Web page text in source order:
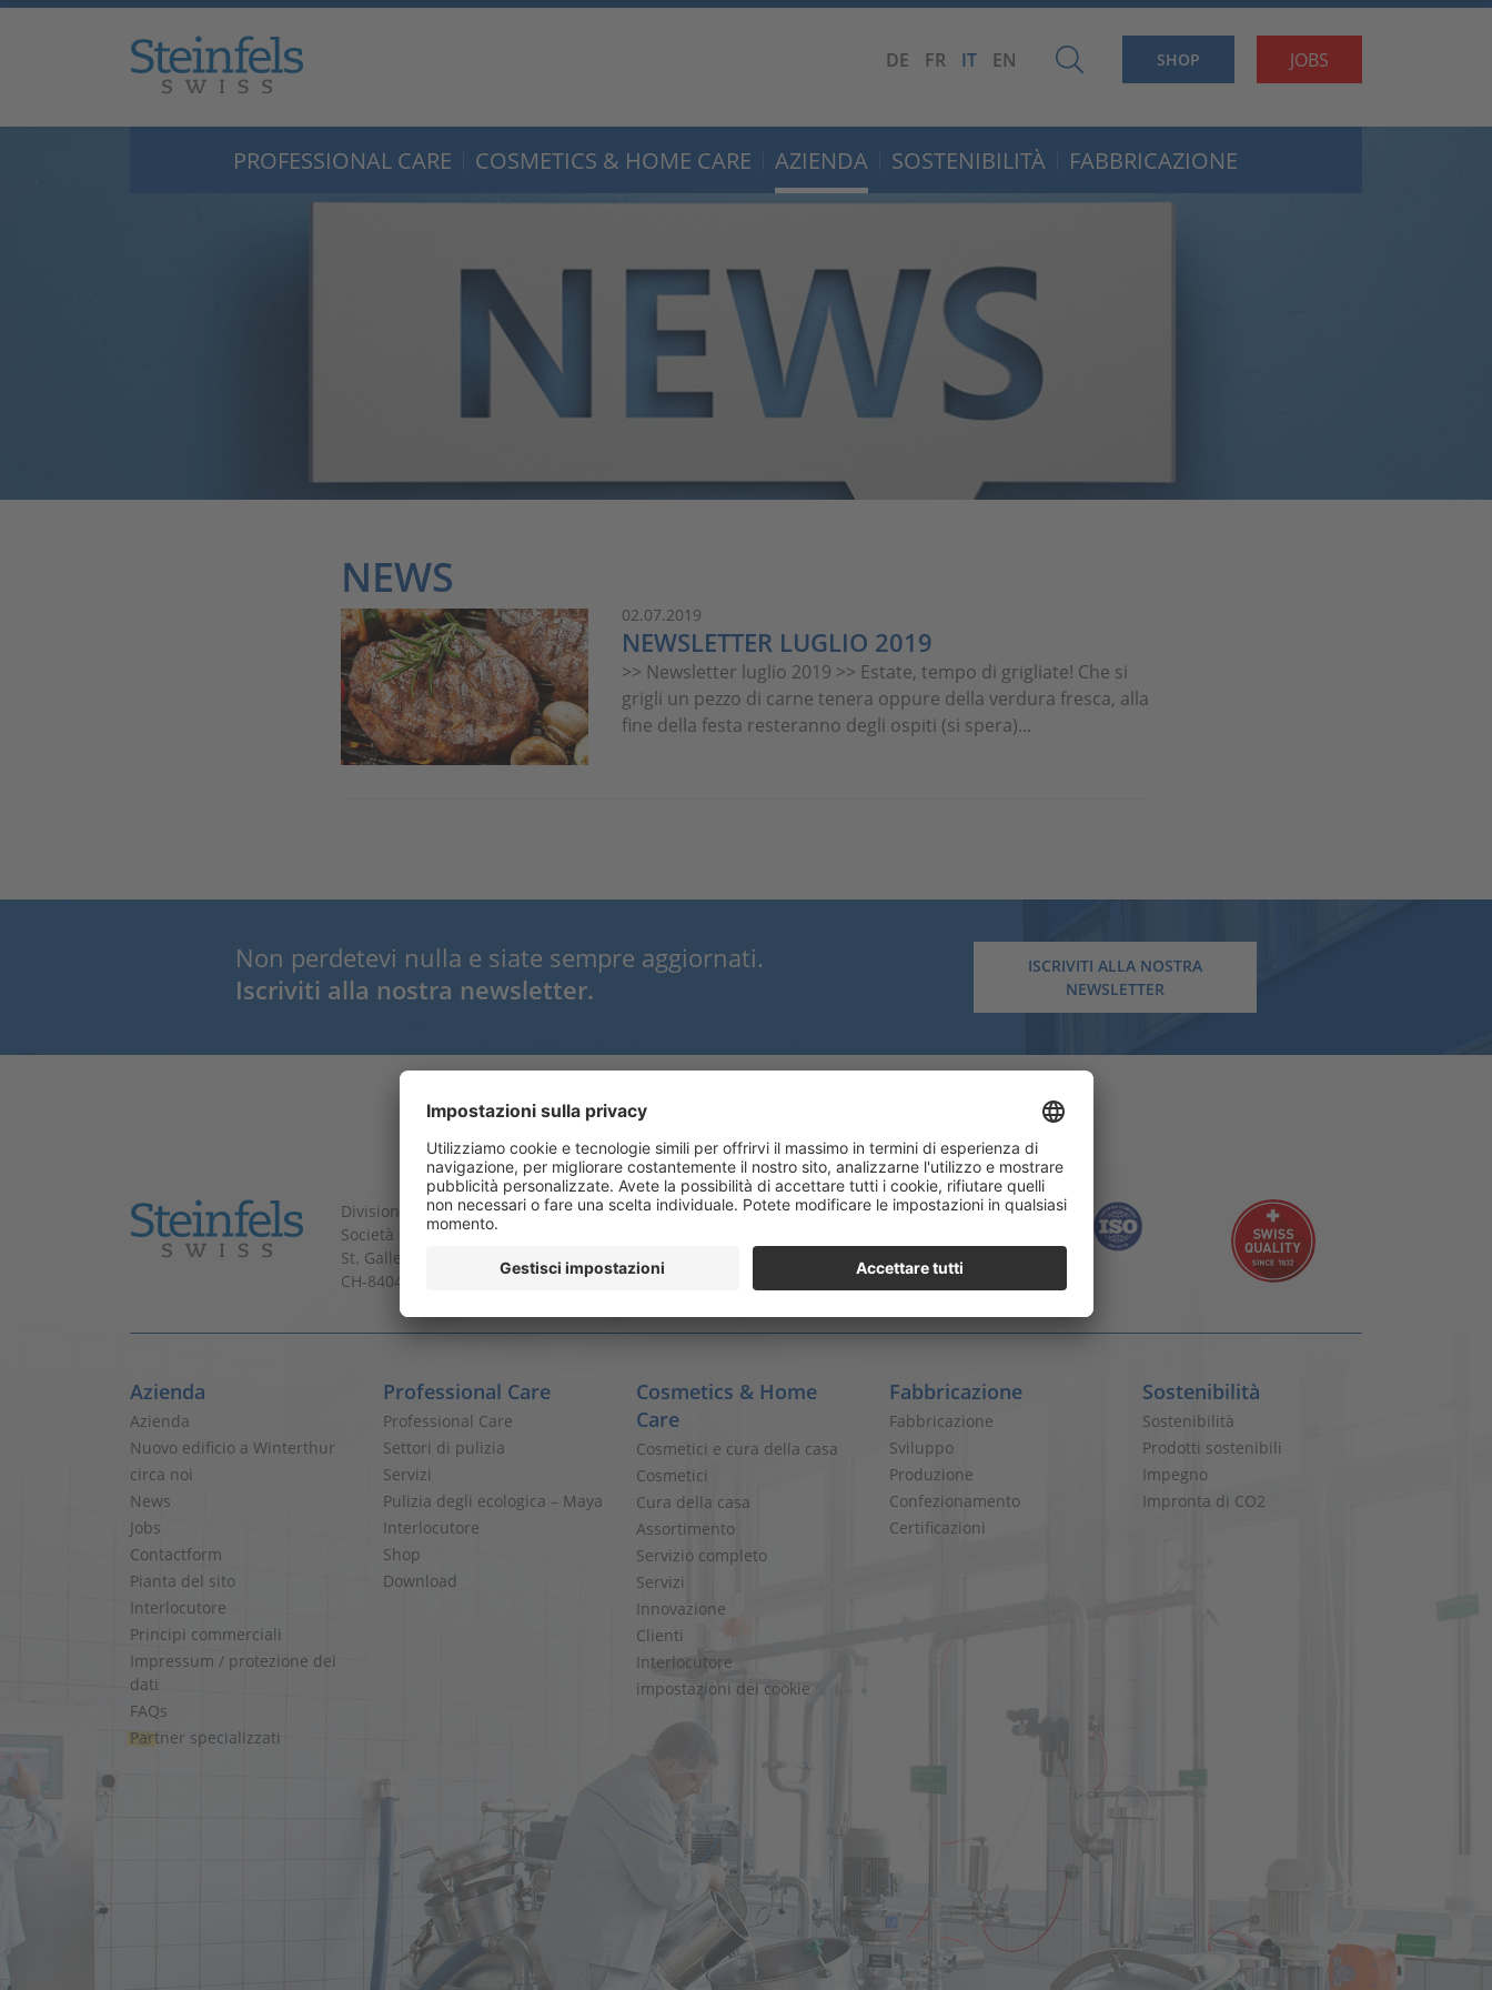
JOBS
SHOP
DE FR IT EN
PROFESSIONAL CARE COSMETICS & HOME CARE AZIENDA SOSTENIBILITÀ FABBRICAZIONE
NEWS
02.07.2019
NEWSLETTER LUGLIO 2019
>> Newsletter luglio 2019 >> Estate, tempo di grigliate! Che si
grigli un pezzo di carne tenera oppure della verdura fresca, alla
fine della festa resteranno degli ospiti (si spera)...
Non perdetevi nulla e siate sempre aggiornati.
Iscriviti alla nostra newsletter.
ISCRIVITI ALLA NOSTRA
NEWSLETTER
Divisione di Coop
Società Cooperativa
St. Gallerstrasse 180
CH-8404 Winterthur
Tel.+41 52 234 44 00
info@steinfels-swiss.ch
www.steinfels-swiss.ch
Azienda
Azienda
Nuovo edificio a Winterthur
circa noi
News
Jobs
Contactform
Pianta del sito
Interlocutore
Principi commerciali
Impressum / protezione dei
dati
FAQs
Partner specializzati
Professional Care
Professional Care
Settori di pulizia
Servizi
Pulizia degli ecologica – Maya
Interlocutore
Shop
Download
Cosmetics & Home
Care
Cosmetici e cura della casa
Cosmetici
Cura della casa
Assortimento
Servizio completo
Servizi
Innovazione
Clienti
Interlocutore
impostazioni dei cookie
Fabbricazione
Fabbricazione
Sviluppo
Produzione
Confezionamento
Certificazioni
Sostenibilità
Sostenibilità
Prodotti sostenibili
Impegno
Impronta di CO2